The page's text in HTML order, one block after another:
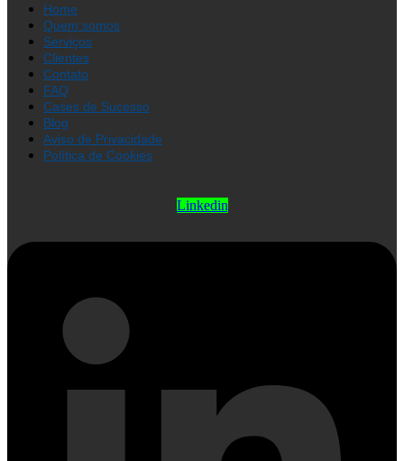
Home
Quem somos
Serviços
Clientes
Contato
FAQ
Cases de Sucesso
Blog
Aviso de Privacidade
Política de Cookies
Linkedin